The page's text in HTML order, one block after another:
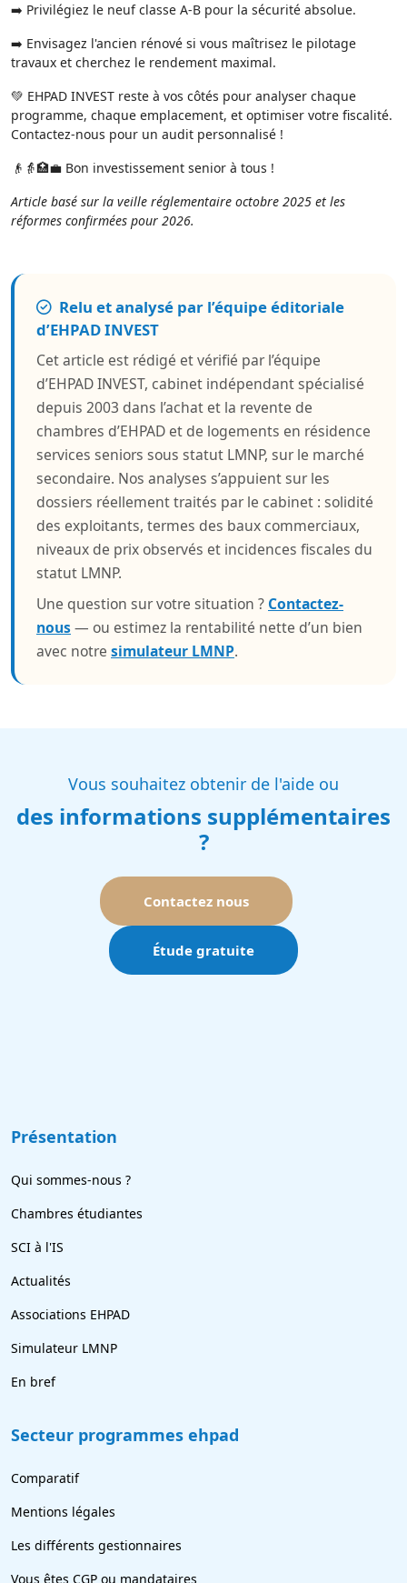
➡️ Privilégiez le neuf classe A-B pour la sécurité absolue.
➡️ Envisagez l'ancien rénové si vous maîtrisez le pilotage
travaux et cherchez le rendement maximal.
💚 EHPAD INVEST reste à vos côtés pour analyser chaque
programme, chaque emplacement, et optimiser votre fiscalité.
Contactez-nous pour un audit personnalisé !
👴👵🏥💼 Bon investissement senior à tous !
Article basé sur la veille réglementaire octobre 2025 et les
réformes confirmées pour 2026.
Relu et analysé par l’équipe éditoriale
d’EHPAD INVEST
Cet article est rédigé et vérifié par l’équipe
d’EHPAD INVEST, cabinet indépendant spécialisé
depuis 2003 dans l’achat et la revente de
chambres d’EHPAD et de logements en résidence
services seniors sous statut LMNP, sur le marché
secondaire. Nos analyses s’appuient sur les
dossiers réellement traités par le cabinet : solidité
des exploitants, termes des baux commerciaux,
niveaux de prix observés et incidences fiscales du
statut LMNP.
Une question sur votre situation ? Contactez-
nous— ou estimez la rentabilité nette d’un bien
avec notre simulateur LMNP.
Vous souhaitez obtenir de l'aide ou
des informations supplémentaires
?
Contactez nous
Étude gratuite
Présentation
Qui sommes-nous ?
Chambres étudiantes
SCI à l'IS
Actualités
Associations EHPAD
Simulateur LMNP
En bref
Secteur programmes ehpad
Comparatif
Mentions légales
Les différents gestionnaires
Vous êtes CGP ou mandataires